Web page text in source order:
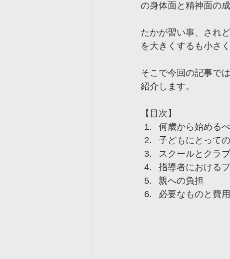
の身体面と精神面の
たかが習い事、され
を大きくするも小さ
そこで今回の記事で
紹介します。
【目次】
何歳から始める
子どもにとって
スクールとクラ
指導者における
親への負担
必要なものと費用